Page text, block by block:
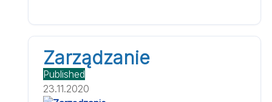
Zarządzanie
Published
23.11.2020